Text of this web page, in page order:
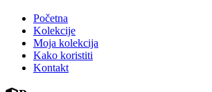
Početna
Kolekcije
Moja kolekcija
Kako koristiti
Kontakt